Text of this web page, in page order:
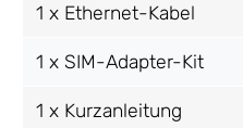
1 x Ethernet-Kabel
1 x SIM-Adapter-Kit
1 x Kurzanleitung